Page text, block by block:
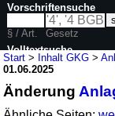
Start > Inhalt GKG >
01.06.2025
Änderung
Vorschriftensuche
§ / Art.
Gesetz
Volltextsuche